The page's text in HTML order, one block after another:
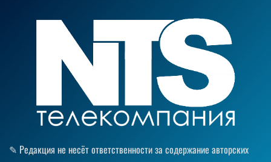
✎ Редакция не несёт ответственности за содержание авторских